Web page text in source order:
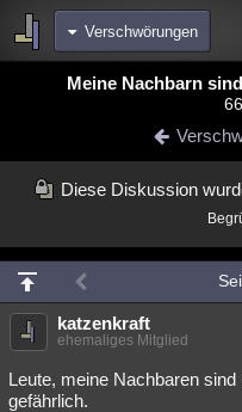
Verschwörungen
Bereiche
meine Rubriken
Wissenschaft
Spiritualität
Natur Umfragen
Philosophie
Meine Nachbarn
Diese Diskussion
katzenkraft
ehemaliges Mitglied
Leute, meine Nachbaren
gefährlich.